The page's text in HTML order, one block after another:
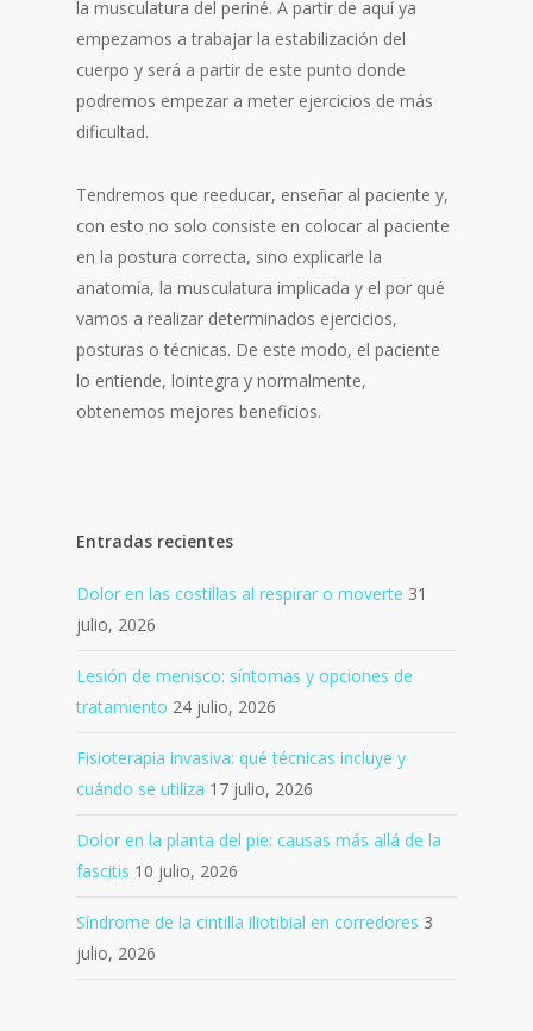
la musculatura del periné. A partir de aquí ya
empezamos a trabajar la estabilización del
cuerpo y será a partir de este punto donde
podremos empezar a meter ejercicios de más
dificultad.
Tendremos que reeducar, enseñar al paciente y,
con esto no solo consiste en colocar al paciente
en la postura correcta, sino explicarle la
anatomía, la musculatura implicada y el por qué
vamos a realizar determinados ejercicios,
posturas o técnicas. De este modo, el paciente
lo entiende, lointegra y normalmente,
obtenemos mejores beneficios.
Entradas recientes
Dolor en las costillas al respirar o moverte 31
julio, 2026
Lesión de menisco: síntomas y opciones de
tratamiento 24 julio, 2026
Fisioterapia invasiva: qué técnicas incluye y
cuándo se utiliza 17 julio, 2026
Dolor en la planta del pie: causas más allá de la
fascitis 10 julio, 2026
Síndrome de la cintilla iliotibial en corredores 3
julio, 2026